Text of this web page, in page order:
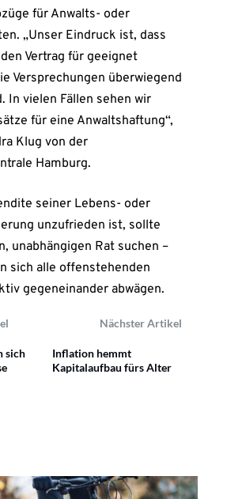
für Anwalts- oder
„Unser Eindruck ist, dass
Vertrag für geeignet
Versprechungen überwiegend
In vielen Fällen sehen wir
für eine Anwaltshaftung“,
Klug von der
Hamburg.
seiner Lebens- oder
unzufrieden ist, sollte
unabhängigen Rat suchen –
sich alle offenstehenden
gegeneinander abwägen.
Nächster Artikel
sich
Inflation hemmt
Kapitalaufbau fürs Alter